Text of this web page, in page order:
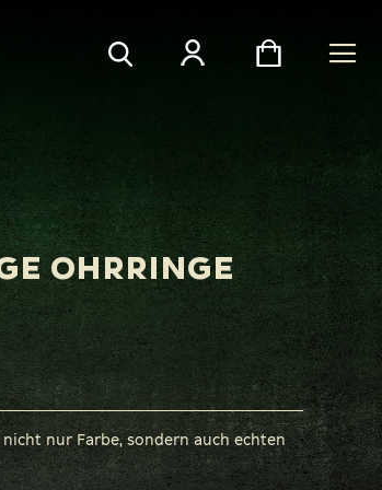
Search
OHRRINGE
nur Farbe, sondern auch echten